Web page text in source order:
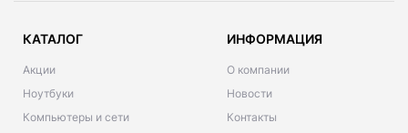
КАТАЛОГ
Акции
Ноутбуки
Компьютеры и сети
ИНФОРМАЦИЯ
О компании
Новости
Контакты